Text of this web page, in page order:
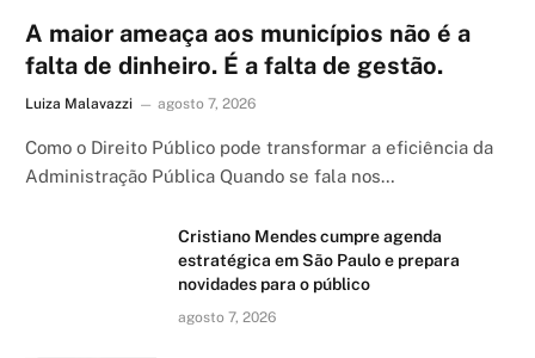
A maior ameaça aos municípios não é a
falta de dinheiro. É a falta de gestão.
Luiza Malavazzi agosto 7, 2026
Como o Direito Público pode transformar a eficiência da
Administração Pública Quando se fala nos…
Cristiano Mendes cumpre agenda
estratégica em São Paulo e prepara
novidades para o público
agosto 7, 2026